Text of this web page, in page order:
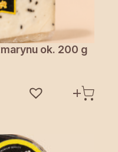
ok. 200 g